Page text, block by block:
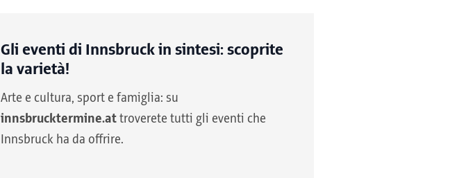
Gli eventi di Innsbruck in sintesi: scoprite
la varietà!
Arte e cultura, sport e famiglia: su
innsbrucktermine.at troverete tutti gli eventi che
Innsbruck ha da offrire.